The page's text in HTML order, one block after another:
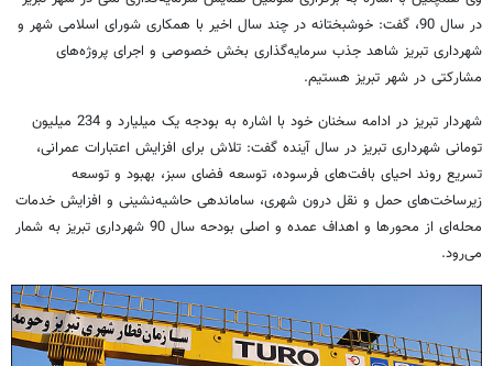
در سال 90، گفت: خوشبختانه در چند سال اخیر با همکاری شورای اسلامی شهر و
شهرداری تبریز شاهد جذب سرمایه‌گذاری بخش خصوصی و اجرای پروژه‌های
مشارکتی در شهر تبریز هستیم.
شهردار تبریز در ادامه سخنان خود با اشاره به بودجه یک میلیارد و 234 میلیون
تومانی شهرداری تبریز در سال آینده گفت: تلاش برای افزایش اعتبارات عمرانی،
تسریع روند احیای بافت‌های فرسوده‌، توسعه فضای سبز‌، بهبود و توسعه
زیرساخت‌های حمل و نقل درون شهری، ساماندهی حاشیه‌نشینی و افزایش خدمات
محله‌ای از محورها و اهداف عمده و اصلی بودحه سال 90 شهرداری تبریز به شمار
می‌رود.